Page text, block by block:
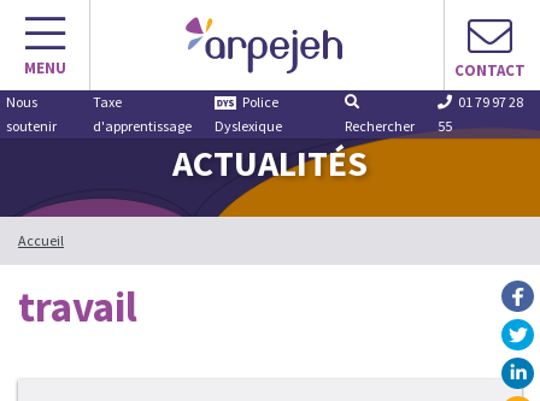
Aller
contenu
MENU CONTACT
Nous
soutenir
Taxe
d'apprentissage
Police
Dyslexique
Rechercher
01 79 97 28
55
ACTUALITÉS
Accueil
travail